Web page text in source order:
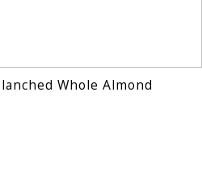
Whole Almond